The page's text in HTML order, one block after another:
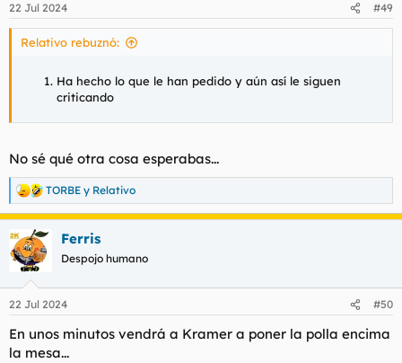
e
s
22 Jul 2024 #49
Relativo rebuznó:
Ha hecho lo que le han pedido y aún así le siguen
criticando
No sé qué otra cosa esperabas...
R
e
a
c
c
e
:
TORBE y Relativo
Ferris
Despojo humano
22 Jul 2024 #50
En unos minutos vendrá a Kramer a poner la polla encima
la mesa...